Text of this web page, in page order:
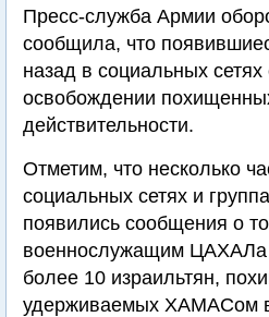
Пресс-служба Армии
сообщила, что
назад в социальных сетях
освобождении
действительности.
Отметим, что несколько
социальных сетях и
появились сообщения о
военнослужащим ЦАХАЛа
более 10 израильтян,
удерживаемых ХАМАСом